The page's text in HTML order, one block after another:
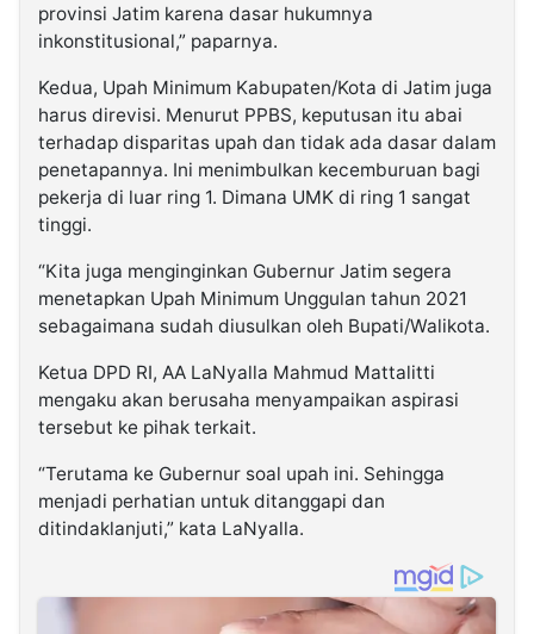
provinsi Jatim karena dasar hukumnya
inkonstitusional,” paparnya.
Kedua, Upah Minimum Kabupaten/Kota di Jatim juga
harus direvisi. Menurut PPBS, keputusan itu abai
terhadap disparitas upah dan tidak ada dasar dalam
penetapannya. Ini menimbulkan kecemburuan bagi
pekerja di luar ring 1. Dimana UMK di ring 1 sangat
tinggi.
“Kita juga menginginkan Gubernur Jatim segera
menetapkan Upah Minimum Unggulan tahun 2021
sebagaimana sudah diusulkan oleh Bupati/Walikota.
Ketua DPD RI, AA LaNyalla Mahmud Mattalitti
mengaku akan berusaha menyampaikan aspirasi
tersebut ke pihak terkait.
“Terutama ke Gubernur soal upah ini. Sehingga
menjadi perhatian untuk ditanggapi dan
ditindaklanjuti,” kata LaNyalla.